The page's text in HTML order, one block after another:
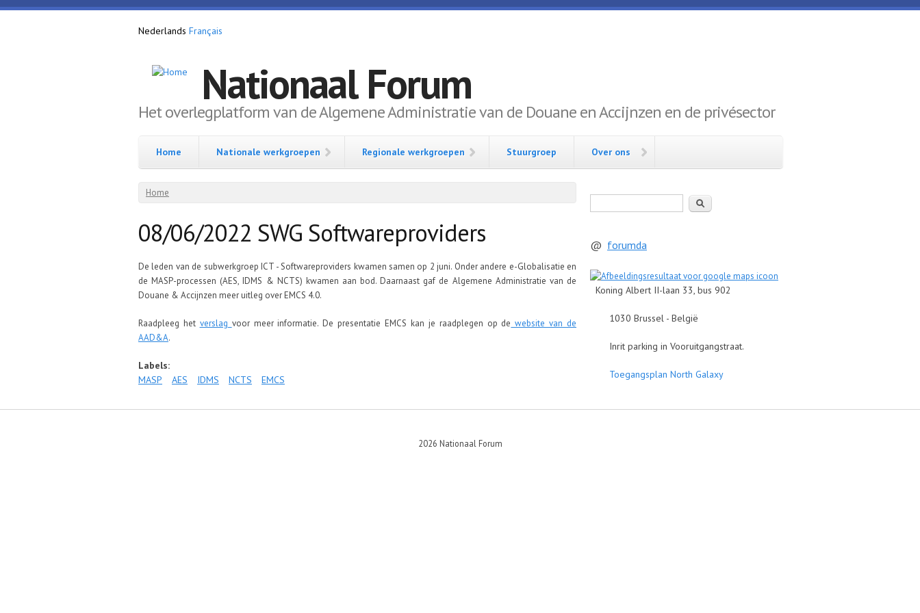
Overslaan en naar de inhoud gaan
Nederlands Français
Nationaal Forum
Het overlegplatform van de Algemene Administratie van de Douane en Accijnzen en de privésector
Home Nationale werkgroepen Regionale werkgroepen Stuurgroep Over ons
U bent hier
Home
08/06/2022 SWG Softwareproviders
De leden van de subwerkgroep ICT - Softwareproviders kwamen samen op 2 juni. Onder andere e-Globalisatie en
de MASP-processen (AES, IDMS & NCTS) kwamen aan bod. Daarnaast gaf de Algemene Administratie van de
Douane & Accijnzen meer uitleg over EMCS 4.0.
Raadpleeg het verslag voor meer informatie. De presentatie EMCS kan je raadplegen op de website van de
AAD&A.
Labels:
MASP
AES IDMS NCTS EMCS
@ forumda
Koning Albert II-laan 33, bus 902
1030 Brussel - België
Inrit parking in Vooruitgangstraat.
Toegangsplan North Galaxy
2026 Nationaal Forum